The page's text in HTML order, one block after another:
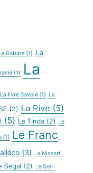
Gabare (1) La
(1)
La
La livre Savoie (1) La
(2) La Pive (5)
(5) La Tinda (2) Le
(1)
Le Franc
(3) Le Nissart
Segal (2) Le Sol-